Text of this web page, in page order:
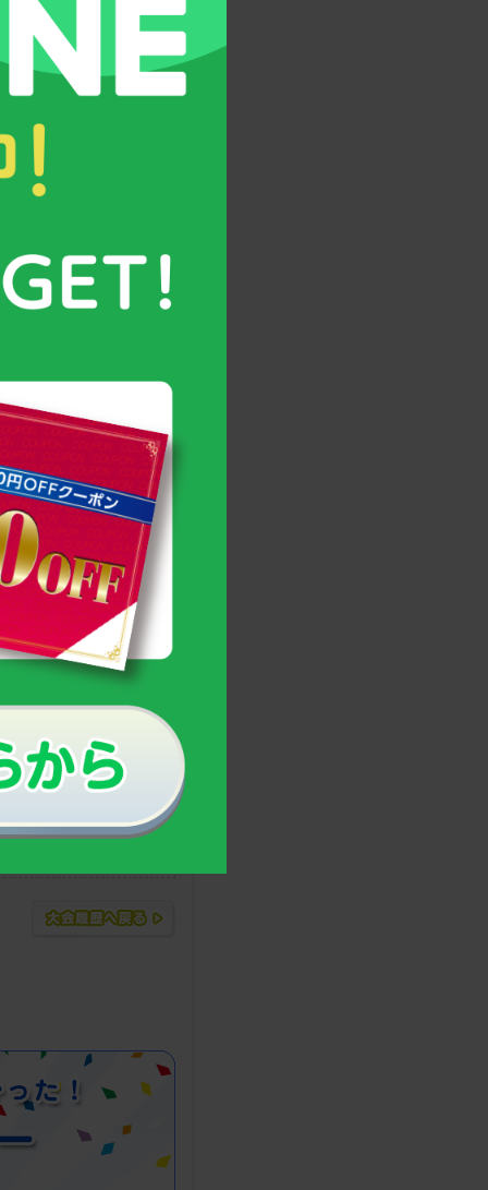
ニスに真剣に取り組む少
スクのっぽくんカップ」
スポーツですが、 サーブ
身長や体格”の大きさが
るとともに、テニスでの
ています。
）応援プログラム ス
こちら →